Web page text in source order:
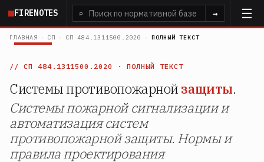
Перейти
основному
FIRENOTES ⌕ →
ГЛАВНАЯ › СП › СП 484.1311500.2020 › ПОЛНЫЙ ТЕКСТ
СП 484.1311500.2020 · ПОЛНЫЙ ТЕКСТ
Системы противопожарной защиты.
Системы пожарной сигнализации и
автоматизация систем
противопожарной защиты. Нормы и
правила проектирования